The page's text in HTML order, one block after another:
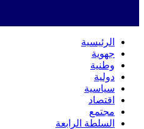
الرئيسية
جهوية
وطنية
دولية
سياسية
اقتصاد
مجتمع
السلطة الرابعة